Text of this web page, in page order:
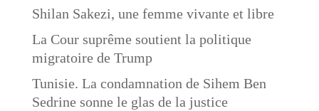
Shilan Sakezi, une femme vivante et libre
La Cour suprême soutient la politique
migratoire de Trump
Tunisie. La condamnation de Sihem Ben
Sedrine sonne le glas de la justice